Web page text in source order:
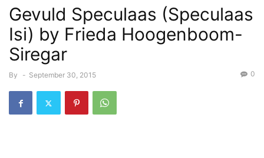
Gevuld Speculaas (Speculaas
Isi) by Frieda Hoogenboom-
Siregar
By - September 30, 2015 0